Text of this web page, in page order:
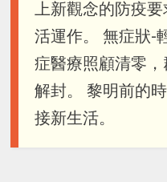
上新觀念的防疫
活運作。 無症狀-
症醫療照顧清零
解封。 黎明前的
接新生活。